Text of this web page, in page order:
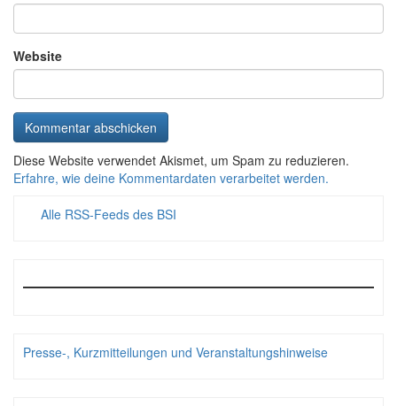
Website
Diese Website verwendet Akismet, um Spam zu reduzieren.
Erfahre, wie deine Kommentardaten verarbeitet werden.
Alle RSS-Feeds des BSI
Presse-, Kurzmitteilungen und Veranstaltungshinweise